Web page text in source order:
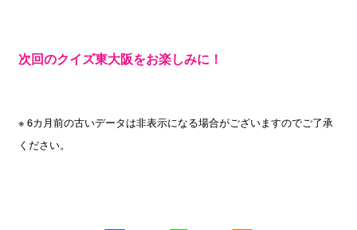
次回のクイズ東大阪をお楽しみに！
※ 6カ月前の古いデータは非表示になる場合がございますのでご了承
ください。